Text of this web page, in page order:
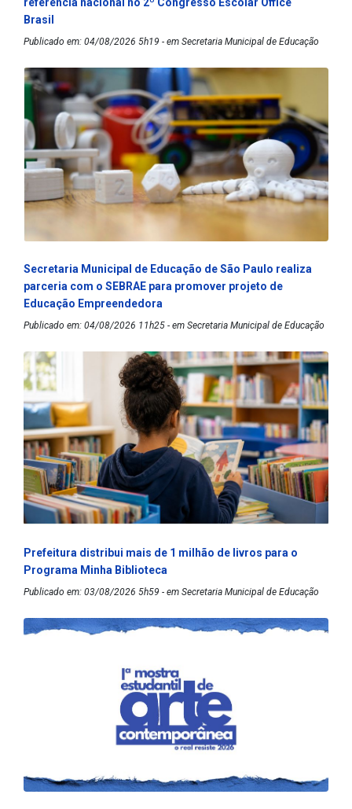
Brasil
Publicado em: 04/08/2026 5h19 - em Secretaria Municipal de Educação
Secretaria Municipal de Educação de São Paulo realiza
parceria com o SEBRAE para promover projeto de
Educação Empreendedora
Publicado em: 04/08/2026 11h25 - em Secretaria Municipal de Educação
Prefeitura distribui mais de 1 milhão de livros para o
Programa Minha Biblioteca
Publicado em: 03/08/2026 5h59 - em Secretaria Municipal de Educação